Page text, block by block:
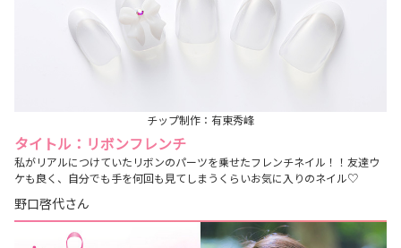
チップ制作：有東秀峰
タイトル：リボンフレンチ
私がリアルにつけていたリボンのパーツを乗せたフレンチネイル！！友達ウ
ケも良く、自分でも手を何回も見てしまうくらいお気に入りのネイル♡
野口啓代さん